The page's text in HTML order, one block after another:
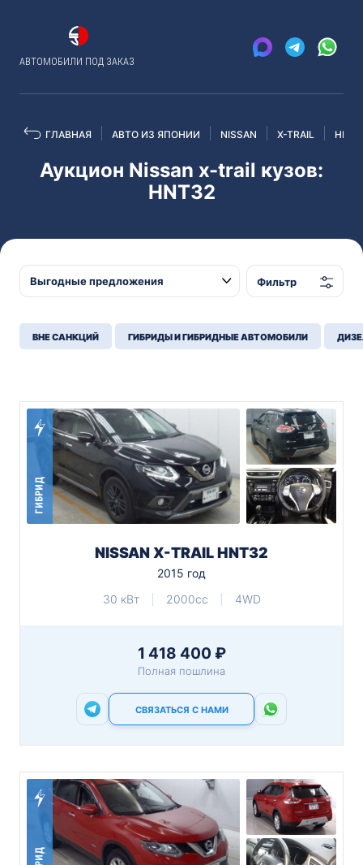
АВТОМОБИЛИ ПОД ЗАКАЗ
ГЛАВНАЯ АВТО ИЗ ЯПОНИИ NISSAN X-TRAIL
Аукцион Nissan x-trail кузов:
HNT32
Фильтр
ВНЕ САНКЦИЙ ГИБРИДЫ И ГИБРИДНЫЕ АВТОМОБИЛИ
ГИБРИД
NISSAN X-TRAIL HNT32
2015 год
30 кВт
2000cc 4WD
1 418 400 ₽
Полная пошлина
СВЯЗАТЬСЯ С НАМИ